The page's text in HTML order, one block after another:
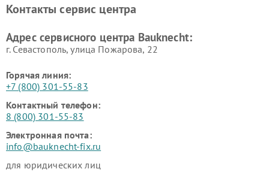
Контакты сервис центра
Адрес сервисного центра Bauknecht:
г. Севастополь, улица Пожарова, 22
Горячая линия:
+7 (800) 301-55-83
Контактный телефон:
8 (800) 301-55-83
Электронная почта:
info@bauknecht-fix.ru
для юридических лиц